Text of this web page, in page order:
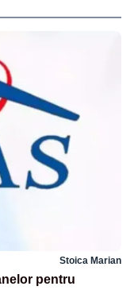
Stoica Marian
pentru